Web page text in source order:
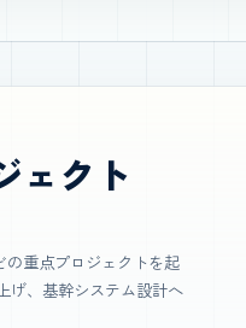
ェクト
の重点プロジェクトを起
げ、基幹システム設計へ